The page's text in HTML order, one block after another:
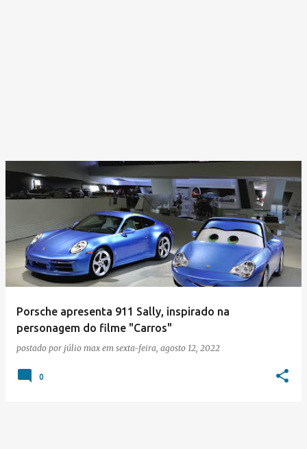
Porsche apresenta 911 Sally, inspirado na
personagem do filme "Carros"
postado por júlio max em sexta-feira, agosto 12, 2022
0